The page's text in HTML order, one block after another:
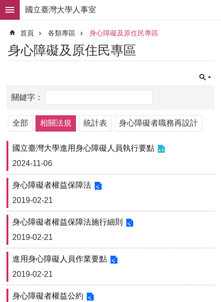
跳到主要內容區塊
進
階
搜
尋
才
組
織
職
掌
人
事
法
規
常
表
單
各
類
專
國立臺灣大學人事室
首頁 各類專區 身心障礙及原住民專區
身心障礙及原住民專區
全部 相關法規 統計表 身心障礙者職務再設計
國立臺灣大學進用身心障礙人員執行要點
2024-11-06
身心障礙者權益保障法
2019-02-21
身心障礙者權益保障法施行細則
2019-02-21
進用身心障礙人員作業要點
2019-02-21
身心障礙者權益公約